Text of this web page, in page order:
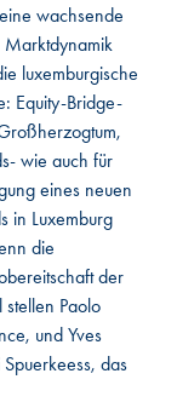
wachsende
Marktdynamik
luxemburgische
Equity-Bridge-
wie auch für
eines neuen
in Luxemburg
die
der
Paolo
und Yves
das